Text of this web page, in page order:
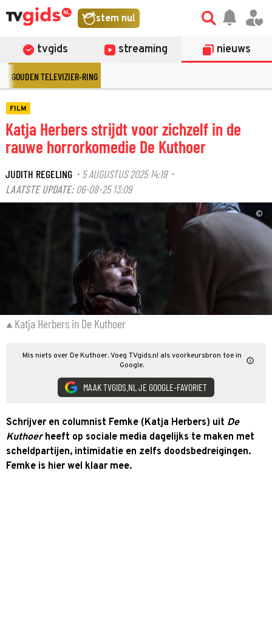
stem nu!
tvgids streaming nieuws
GOUDEN TELEVIZIER-RING
FILM
Katja Herbers strijdt voor zichzelf in de
rauwe horrorkomedie De Kuthoer
JUDITH REGELING · 5 AUGUSTUS 2025 14:19·
LAATSTE UPDATE: 06-08-25 13:09
©
Katja Herbers in De Kuthoer
Mis niets over De Kuthoer. Voeg TVgids.nl als voorkeursbron toe in
Google.
MAAK TVGIDS.NL JE GOOGLE-FAVORIET
Schrijver en columnist Femke (Katja Herbers) uit De
Kuthoerheeft op sociale media dagelijks te maken met
scheldpartijen, intimidatie en zelfs doodsbedreigingen.
Femke is hier wel klaar mee.